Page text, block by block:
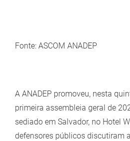
Larger
Fonte: ASCOM ANADEP
A ANADEP promoveu, nesta
primeira assembleia geral de
sediado em Salvador, no Hotel
defensores públicos discutiram